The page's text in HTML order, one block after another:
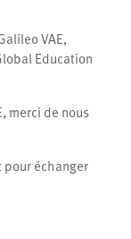
VAE,
Education
merci de nous
pour échanger